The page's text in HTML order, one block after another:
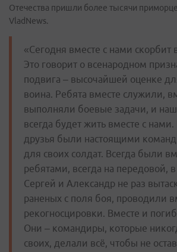
Отечества пришли более тысячи
VladNews.
«Сегодня вместе с нами скорбит
Это говорит о всенародном
подвига – высочайшей оценке
воина. Ребята вместе служили,
выполняли боевые задачи, и
всегда будет жить вместе с
друзья были настоящими
для своих солдат. Всегда были
ребятами, всегда на передовой,
Сергей и Александр не раз
раненых с поля боя, проводили
рекогносцировки. Вместе и
Они – командиры, которые
своих, делали всё, чтобы не